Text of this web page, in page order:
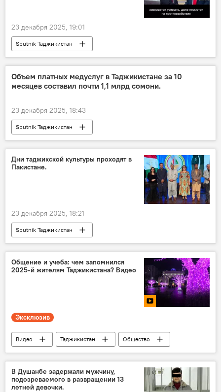
23 декабря 2025, 19:01
Sputnik Таджикистан
Объем платных медуслуг в Таджикистане за 10
месяцев составил почти 1,1 млрд сомони.
23 декабря 2025, 18:43
Sputnik Таджикистан
Дни таджикской культуры проходят в
Пакистане.
23 декабря 2025, 18:21
Sputnik Таджикистан
Общение и учеба: чем запомнился
2025-й жителям Таджикистана? Видео
Эксклюзив
Видео Таджикистан Общество
В Душанбе задержали мужчину,
подозреваемого в развращении 13
летней девочки.